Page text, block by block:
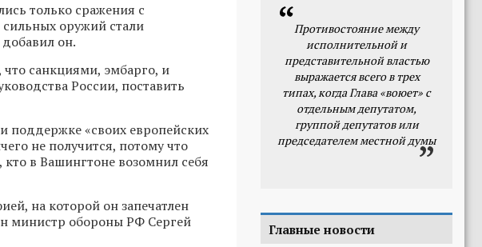
только сражения с
оружий стали
он.
санкциями, эмбарго, и
России, поставить
поддержке «своих европейских
не получится, потому что
в Вашингтоне возомнил себя
на которой он запечатлен
министр обороны РФ Сергей
Противостояние между
исполнительной и
представительной властью
выражается всего в трех
типах, когда Глава «воюет» с
отдельным депутатом,
группой депутатов или
председателем местной думы
Главные новости